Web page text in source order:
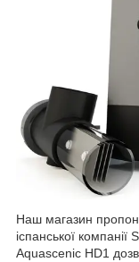
Наш магазин
іспанської
Aquascenic HD1